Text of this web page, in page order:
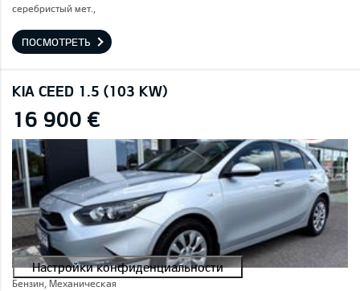
серебристый мет.,
ПОСМОТРЕТЬ
KIA CEED 1.5 (103 KW)
16 900 €
Бензин, Механическая